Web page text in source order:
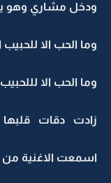
ودخل مشاري وهو
وما الحب الا
وما الحب الا
زادت دقات قلبها
اسمعت الاغنية